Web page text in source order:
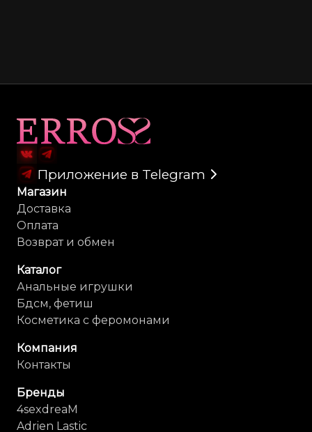
Приложение в Telegram
Магазин
Доставка
Оплата
Возврат и обмен
Каталог
Анальные игрушки
Бдсм, фетиш
Косметика с феромонами
Компания
Контакты
Бренды
4sexdreaM
Adrien Lastic
Карта сайта